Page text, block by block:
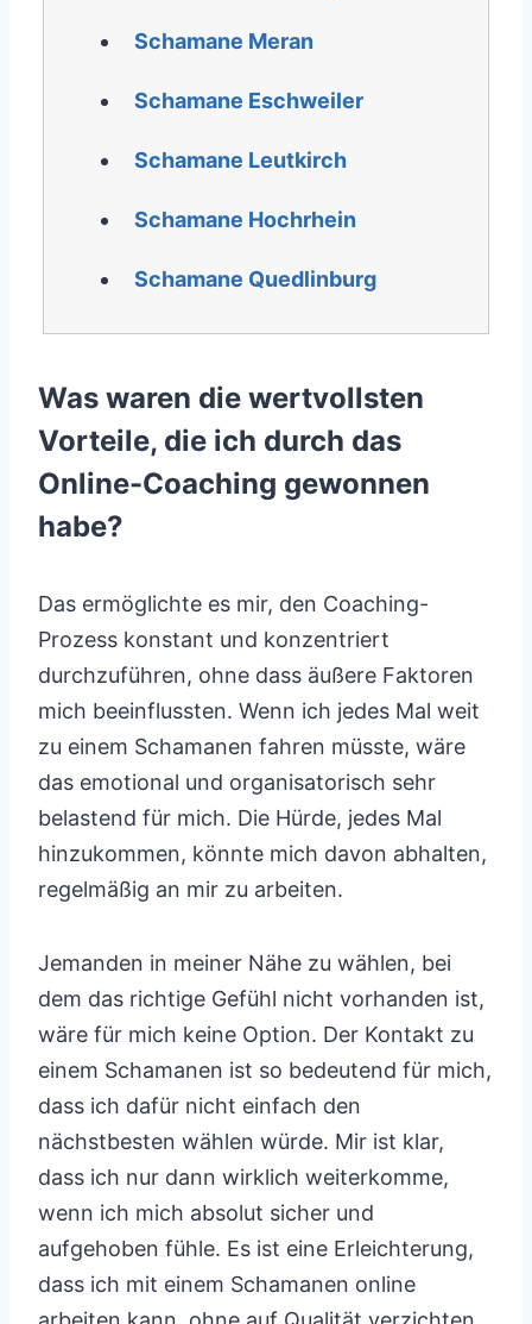
Schamane Meran
Schamane Eschweiler
Schamane Leutkirch
Schamane Hochrhein
Schamane Quedlinburg
Was waren die wertvollsten
Vorteile, die ich durch das
Online-Coaching gewonnen
habe?
Das ermöglichte es mir, den Coaching-
Prozess konstant und konzentriert
durchzuführen, ohne dass äußere Faktoren
mich beeinflussten. Wenn ich jedes Mal weit
zu einem Schamanen fahren müsste, wäre
das emotional und organisatorisch sehr
belastend für mich. Die Hürde, jedes Mal
hinzukommen, könnte mich davon abhalten,
regelmäßig an mir zu arbeiten.
Jemanden in meiner Nähe zu wählen, bei
dem das richtige Gefühl nicht vorhanden ist,
wäre für mich keine Option. Der Kontakt zu
einem Schamanen ist so bedeutend für mich,
dass ich dafür nicht einfach den
nächstbesten wählen würde. Mir ist klar,
dass ich nur dann wirklich weiterkomme,
wenn ich mich absolut sicher und
aufgehoben fühle. Es ist eine Erleichterung,
dass ich mit einem Schamanen online